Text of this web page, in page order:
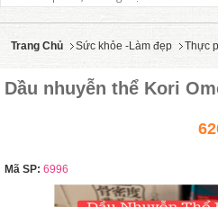
Trang Chủ Sức khỏe -Làm đẹp Thực
Dầu nhuyễn thể Kori
Mã SP: 6996